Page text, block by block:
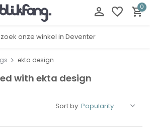
0
onze winkel in Deventer
ekta design
with ekta design
Sort by: